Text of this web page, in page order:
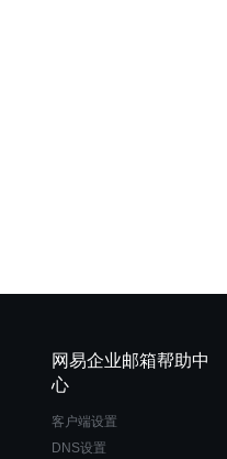
网易企业邮箱帮助中
心
客户端设置
DNS设置